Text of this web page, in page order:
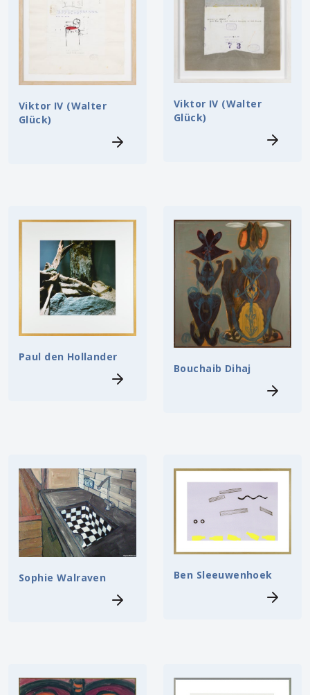
Viktor IV (Walter
Glück)
Viktor IV (Walter
Glück)
Paul den Hollander
Bouchaib Dihaj
Sophie Walraven Ben Sleeuwenhoek